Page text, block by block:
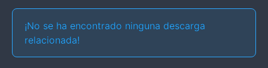
¡No se ha encontrado ninguna descarga
relacionada!